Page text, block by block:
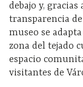
debajo y,
transparencia
museo se
zona del tejado
espacio
visitantes de